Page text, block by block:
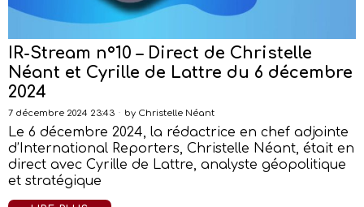
IR-Stream n°10 – Direct de Christelle
Néant et Cyrille de Lattre du 6 décembre
2024
7 décembre 2024 23:43 by Christelle Néant
Le 6 décembre 2024, la rédactrice en chef adjointe
d’International Reporters, Christelle Néant, était en
direct avec Cyrille de Lattre, analyste géopolitique
et stratégique